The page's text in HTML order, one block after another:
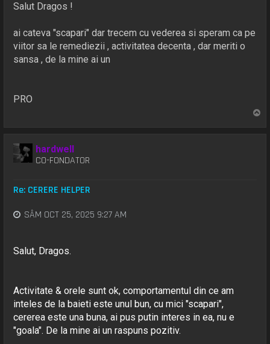
Salut Dragos !
ai cateva "scapari" dar trecem cu vederea si speram ca pe
viitor sa le remediezii , activitatea decenta , dar meriti o
sansa , de la mine ai un
PRO
hardwell
CO-FONDATOR
Re: CERERE HELPER
SÂM OCT 25, 2025 9:27 AM
Salut, Dragos.
Activitate & orele sunt ok, comportamentul din ce am
inteles de la baieti este unul bun, cu mici "scapari",
cererea este una buna, ai pus putin interes in ea, nu e
"goala". De la mine ai un raspuns pozitiv.